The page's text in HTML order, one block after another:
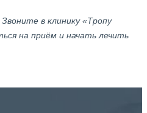
в клинику «Тропу
на приём и начать лечить